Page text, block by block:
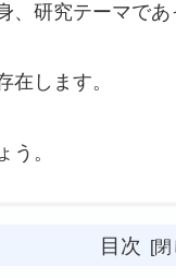
研究テーマであ
在します。
う。
目次